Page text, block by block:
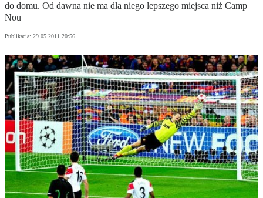
do domu. Od dawna nie ma dla niego lepszego miejsca niż Camp
Nou
Publikacja: 29.05.2011 20:56